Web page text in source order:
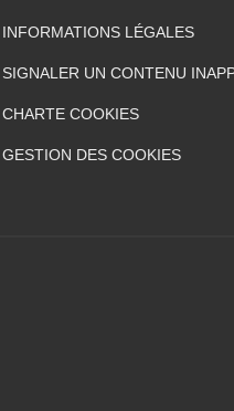
INFORMATIONS LÉGALES
SIGNALER UN CONTENU
CHARTE COOKIES
GESTION DES COOKIES